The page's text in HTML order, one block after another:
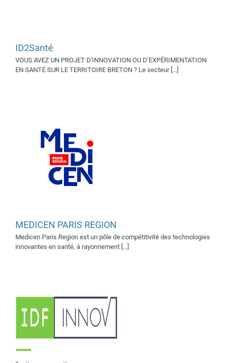
ID2Santé
VOUS AVEZ UN PROJET D'INNOVATION OU D’EXPÉRIMENTATION
EN SANTÉ SUR LE TERRITOIRE BRETON ? Le secteur [...]
MEDICEN PARIS REGION
Supporters 2019
MEDICEN PARIS REGION
Medicen Paris Region est un pôle de compétitivité des technologies
innovantes en santé, à rayonnement [...]
SATT Ile-de-France INNOV
Supporters 2019